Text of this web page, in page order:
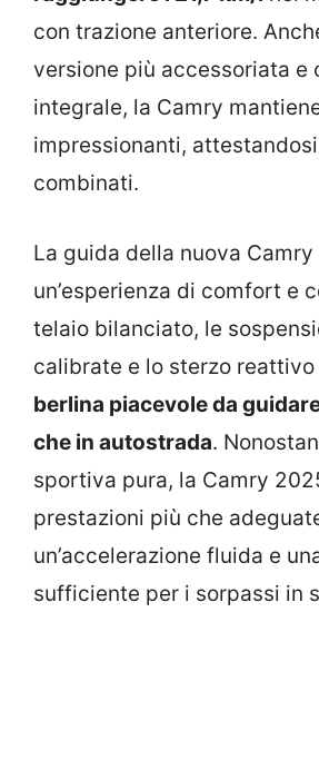
con trazione anteriore.
versione più accessoriata e
integrale, la Camry
impressionanti,
combinati.
La guida della nuova Camry
un’esperienza di comfort e
telaio bilanciato, le
calibrate e lo sterzo reattivo
berlina piacevole da
che in autostrada.
sportiva pura, la Camry
prestazioni più che
un’accelerazione fluida e
sufficiente per i sorpassi in